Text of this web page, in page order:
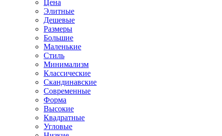
Цена
Элитные
Дешевые
Размеры
Большие
Маленькие
Стиль
Минимализм
Классические
Скандинавские
Современные
Форма
Высокие
Квадратные
Угловые